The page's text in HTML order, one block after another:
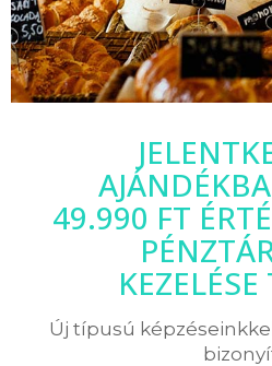
49.990 FT
Új típusú